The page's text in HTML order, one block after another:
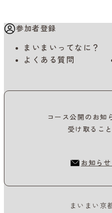
参加者登録
まいまいってなに？
よくある質問
コース公開のお知
受け取るこ
お知ら
まいまい京